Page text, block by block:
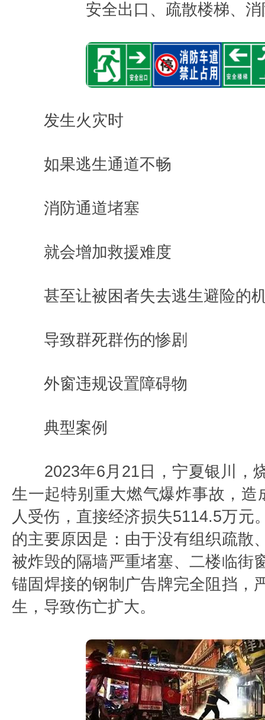
安全出口、疏散楼梯、消
发生火灾时
如果逃生通道不畅
消防通道堵塞
就会增加救援难度
甚至让被困者失去逃生避险的
导致群死群伤的惨剧
外窗违规设置障碍物
典型案例
2023年6月21日，宁夏银川，
生一起特别重大燃气爆炸事故，造
人受伤，直接经济损失5114.5万元
的主要原因是：由于没有组织疏散
被炸毁的隔墙严重堵塞、二楼临街
锚固焊接的钢制广告牌完全阻挡，
生，导致伤亡扩大。